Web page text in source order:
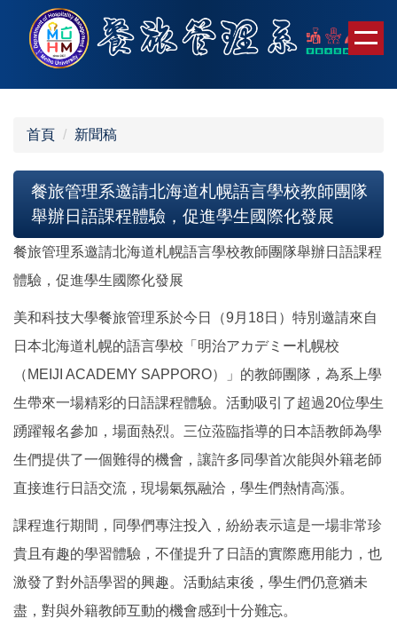
首頁 新聞稿
餐旅管理系邀請北海道札幌語言學校教師團隊
舉辦日語課程體驗，促進學生國際化發展
餐旅管理系邀請北海道札幌語言學校教師團隊舉辦日語課程
體驗，促進學生國際化發展
美和科技大學餐旅管理系於今日（9月18日）特別邀請來自
日本北海道札幌的語言學校「明治アカデミー札幌校
（MEIJI ACADEMY SAPPORO）」的教師團隊，為系上學
生帶來一場精彩的日語課程體驗。活動吸引了超過20位學生
踴躍報名參加，場面熱烈。三位蒞臨指導的日本語教師為學
生們提供了一個難得的機會，讓許多同學首次能與外籍老師
直接進行日語交流，現場氣氛融洽，學生們熱情高漲。
課程進行期間，同學們專注投入，紛紛表示這是一場非常珍
貴且有趣的學習體驗，不僅提升了日語的實際應用能力，也
激發了對外語學習的興趣。活動結束後，學生們仍意猶未
盡，對與外籍教師互動的機會感到十分難忘。